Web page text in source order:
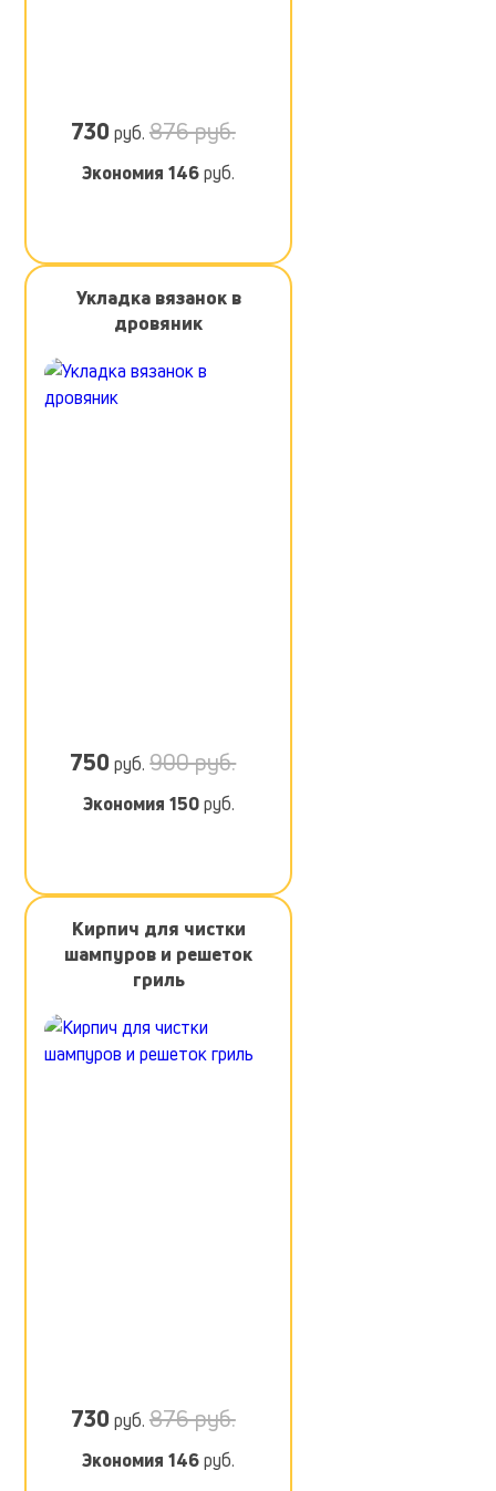
730 руб. 876 руб.
Экономия 146руб.
Укладка вязанок в
дровяник
750 руб.900 руб.
Экономия 150руб.
Кирпич для чистки
шампуров и решеток
гриль
730 руб. 876 руб.
Экономия 146руб.